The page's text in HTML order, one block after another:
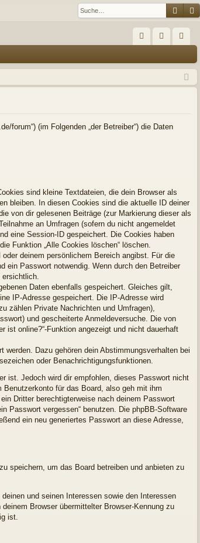
Suche
Q m
el
n
ist
rie
forum“) (im Folgenden „der Betreiber“) die Daten
sind kleine Textdateien, die dein Browser als
bleiben. In diesen Cookies sind die aktuelle ID deiner
von dir gelesenen Beiträge (zur Markierung dieser als
an Umfragen (sofern du nicht angemeldet
eine Session-ID gespeichert. Die Cookies haben
Funktion „Alle Cookies löschen“ löschen.
deinem persönlichem Bereich angibst. Für die
ein Passwort notwendig. Wenn durch den Betreiber
Daten ebenfalls gespeichert. Gleiches gilt,
IP-Adresse gespeichert. Die IP-Adresse wird
zählen Private Nachrichten und Umfragen),
und gescheiterte Anmeldeversuche. Die von
ist online?“-Funktion angezeigt und nicht dauerhaft
Dazu gehören dein Abstimmungsverhalten bei
oder Benachrichtigungsfunktionen.
ist. Jedoch wird dir empfohlen, dieses Passwort nicht
für das Board, also geh mit ihm
Dritter berechtigterweise nach deinem Passwort
Passwort vergessen“ benutzen. Die phpBB-Software
ein neu generiertes Passwort an diese Adresse,
speichern, um das Board betreiben und anbieten zu
und seinen Interessen sowie den Interessen
Browser übermittelter Browser-Kennung zu
ist.